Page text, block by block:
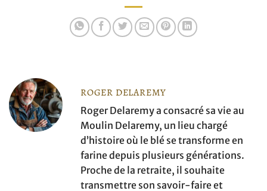
ROGER DELAREMY
Roger Delaremy a consacré sa vie au
Moulin Delaremy, un lieu chargé
d’histoire où le blé se transforme en
farine depuis plusieurs générations.
Proche de la retraite, il souhaite
transmettre son savoir-faire et